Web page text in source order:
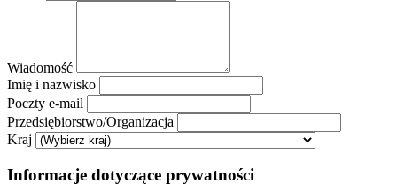
Wiadomość
Imię i nazwisko
Poczty e-mail
Przedsiębiorstwo/Organizacja
Kraj
Informacje dotyczące prywatności